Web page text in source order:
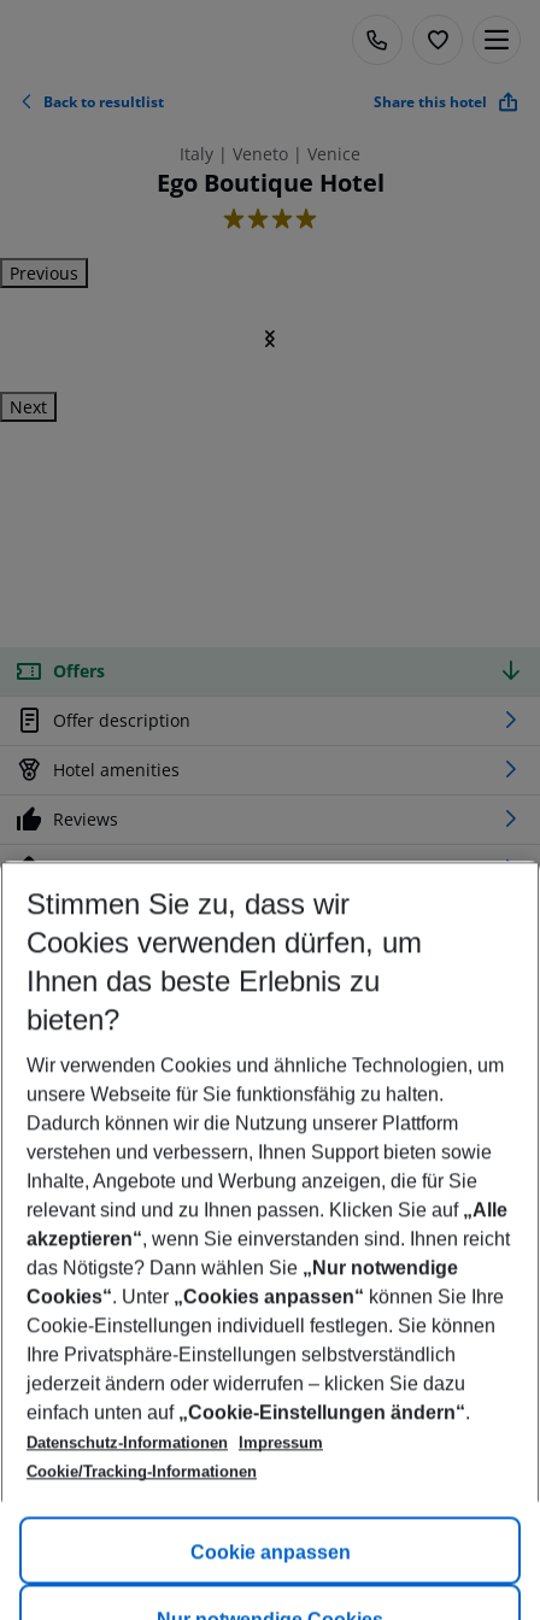
Back to resultlist Share this hotel
Italy | Veneto | Venice
Ego Boutique Hotel
4
Previous
Next
Offers
Offer description
Hotel amenities
Reviews
Location
Customize your offer
Find the perfect deal which suits your best
Your departure airport
Any airport
Select your date range
09/08/26–07/08/27 5-8 nights
Who will travel
2 adults No children
Show more filter
Footer
Footer navigation
Title A
Link A
Stimmen Sie zu, dass wir
Cookies verwenden dürfen, um
Ihnen das beste Erlebnis zu
bieten?
Wir verwenden Cookies und ähnliche Technologien, um
unsere Webseite für Sie funktionsfähig zu halten.
Dadurch können wir die Nutzung unserer Plattform
verstehen und verbessern, Ihnen Support bieten sowie
Inhalte, Angebote und Werbung anzeigen, die für Sie
relevant sind und zu Ihnen passen. Klicken Sie auf „Alle
akzeptieren“, wenn Sie einverstanden sind. Ihnen reicht
das Nötigste? Dann wählen Sie „Nur notwendige
Cookies“. Unter „Cookies anpassen“ können Sie Ihre
Cookie-Einstellungen individuell festlegen. Sie können
Ihre Privatsphäre-Einstellungen selbstverständlich
jederzeit ändern oder widerrufen – klicken Sie dazu
einfach unten auf „Cookie-Einstellungen ändern“.
Datenschutz-Informationen
Impressum
Cookie/Tracking-Informationen
Cookie anpassen